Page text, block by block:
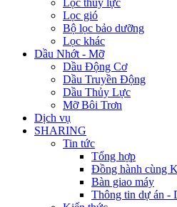
Lọc thủy lực
Lọc gió
Bộ lọc bảo dưỡng
Lọc khác
Dầu Nhớt - Mỡ
Dầu Động Cơ
Dầu Truyền Động
Dầu Thủy Lực
Mỡ Bôi Trơn
Dịch vụ
SHARING
Tin tức
Tổng hợp
Đồng hành cùng
Bàn giao máy
Thông tin dự án -